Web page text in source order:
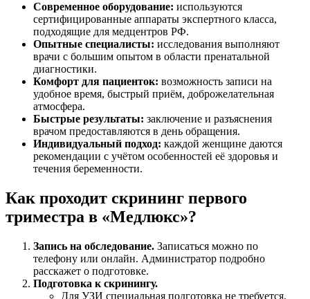
Современное оборудование: используются
сертифицированные аппараты экспертного класса,
подходящие для медцентров РФ.
Опытные специалисты: исследования выполняют
врачи с большим опытом в области пренатальной
диагностики.
Комфорт для пациенток: возможность записи на
удобное время, быстрый приём, доброжелательная
атмосфера.
Быстрые результаты: заключение и разъяснения
врачом предоставляются в день обращения.
Индивидуальный подход: каждой женщине даются
рекомендации с учётом особенностей её здоровья и
течения беременности.
Как проходит скрининг первого
триместра в «Медлюкс»?
Запись на обследование. Записаться можно по
телефону или онлайн. Администратор подробно
расскажет о подготовке.
Подготовка к скринингу.
Для УЗИ специальная подготовка не требуется.